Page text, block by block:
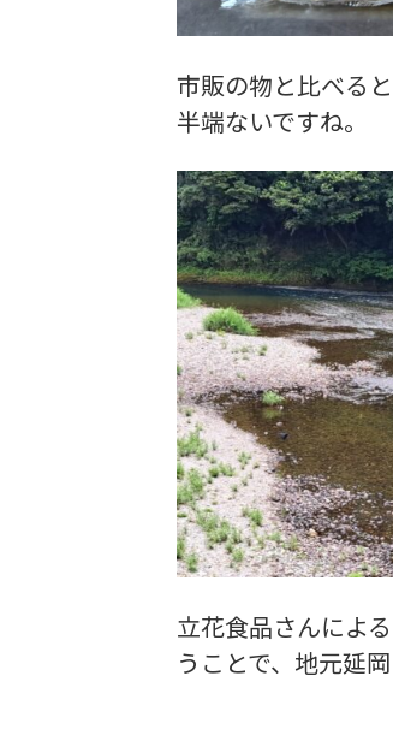
市販の物と比べると
半端ないですね。
立花食品さんによ
うことで、地元延